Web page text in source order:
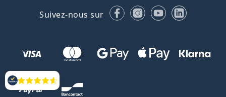
Évaluation
Suivez-nous sur FacebookInstagram
YouTubeLinkedIn